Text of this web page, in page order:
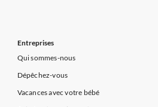
Entreprises
Qui sommes-nous
Dépêchez-vous
Vacances avec votre bébé